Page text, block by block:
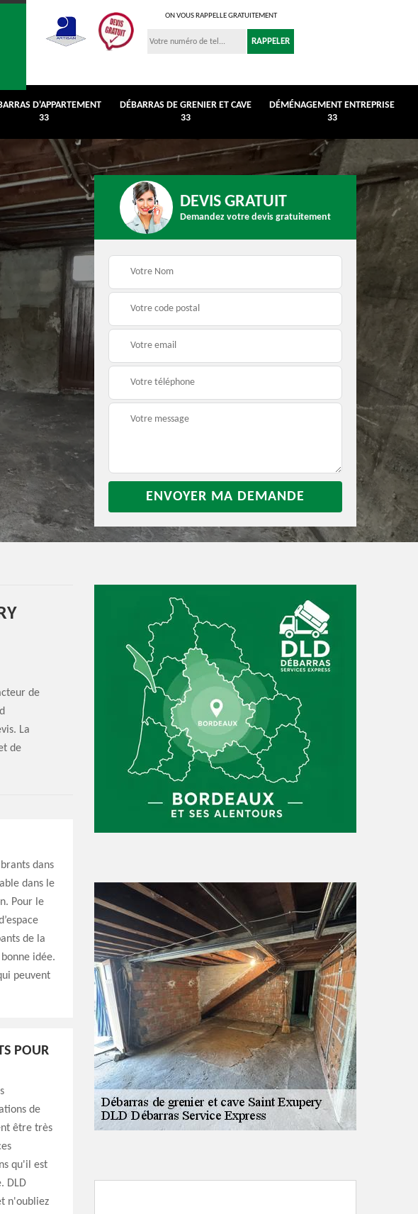
ON VOUS RAPPELLE GRATUITEMENT
D'APPARTEMENT
33
DÉBARRAS DE GRENIER ET CAVE
33
DÉMÉNAGEMENT ENTREPRISE
33
Débarras de grenier et
cave 33
Déménagement
Débarras de maison
DEVIS GRATUIT
Demandez votre devis gratuitement
de
La
de
dans
dans le
Pour le
de la
idée.
peuvent
POUR
de
être très
qu'il est
DLD
n'oubliez